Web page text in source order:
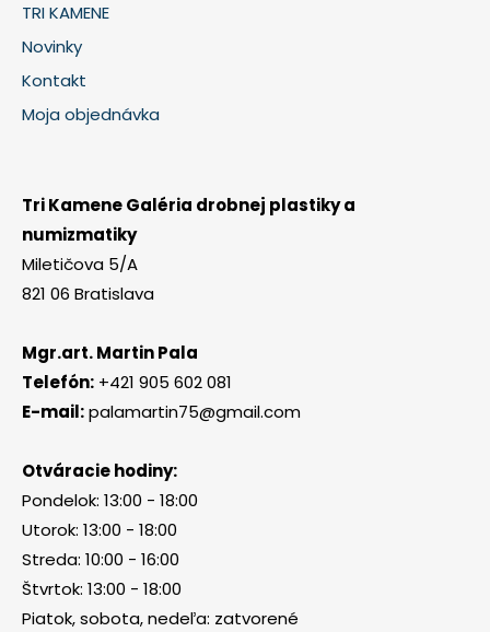
TRI KAMENE
Novinky
Kontakt
Moja objednávka
Tri Kamene Galéria drobnej plastiky a
numizmatiky
Miletičova 5/A
821 06 Bratislava
Mgr.art. Martin Pala
Telefón: +421 905 602 081
E-mail:palamartin75@gmail.com
Otváracie hodiny:
Pondelok: 13:00 - 18:00
Utorok: 13:00 - 18:00
Streda: 10:00 - 16:00
Štvrtok: 13:00 - 18:00
Piatok, sobota, nedeľa: zatvorené